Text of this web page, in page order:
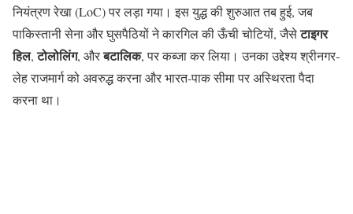
नियंत्रण रेखा (LoC) पर लड़ा गया। इस युद्ध की शुरुआत तब हुई, जब
पाकिस्तानी सेना और घुसपैठियों ने कारगिल की ऊँची चोटियों, जैसेटाइगर
हिल,टोलोलिंग, औरबटालिक, पर कब्जा कर लिया। उनका उद्देश्य श्रीनगर-
लेह राजमार्ग को अवरुद्ध करना और भारत-पाक सीमा पर अस्थिरता पैदा
करना था।